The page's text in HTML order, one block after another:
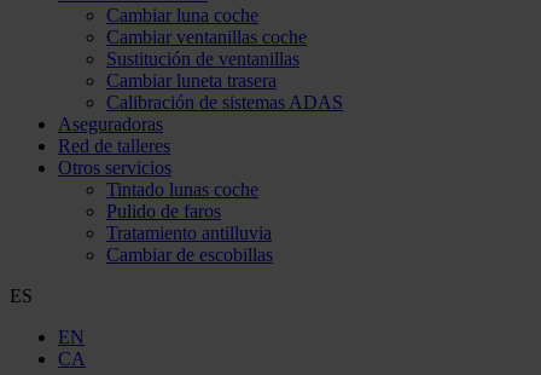
Cambiar luna coche
Cambiar ventanillas coche
Sustitución de ventanillas
Cambiar luneta trasera
Calibración de sistemas ADAS
Aseguradoras
Red de talleres
Otros servicios
Tintado lunas coche
Pulido de faros
Tratamiento antilluvia
Cambiar de escobillas
ES
EN
CA